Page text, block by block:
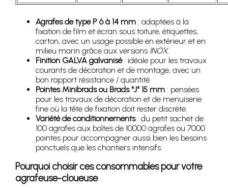
Agrafes de type P 6 à 14 mm : adaptées à la
fixation de film et écran sous toiture, étiquettes,
carton, avec un usage possible en extérieur et en
milieu marin grâce aux versions INOX.
Finition GALVA galvanisé: idéale pour les travaux
courants de décoration et de montage, avec un
bon rapport résistance / quantité.
Pointes Minibrads ou Brads "J" 15 mm : pensées
pour les travaux de décoration et de menuiserie
fine où la tête de fixation doit rester discrète.
Variété de conditionnements: du petit sachet de
100 agrafes aux boîtes de 10000 agrafes ou 7000
pointes pour accompagner aussi bien les besoins
ponctuels que les chantiers intensifs.
Pourquoi choisir ces consommables pour votre
agrafeuse-cloueuse